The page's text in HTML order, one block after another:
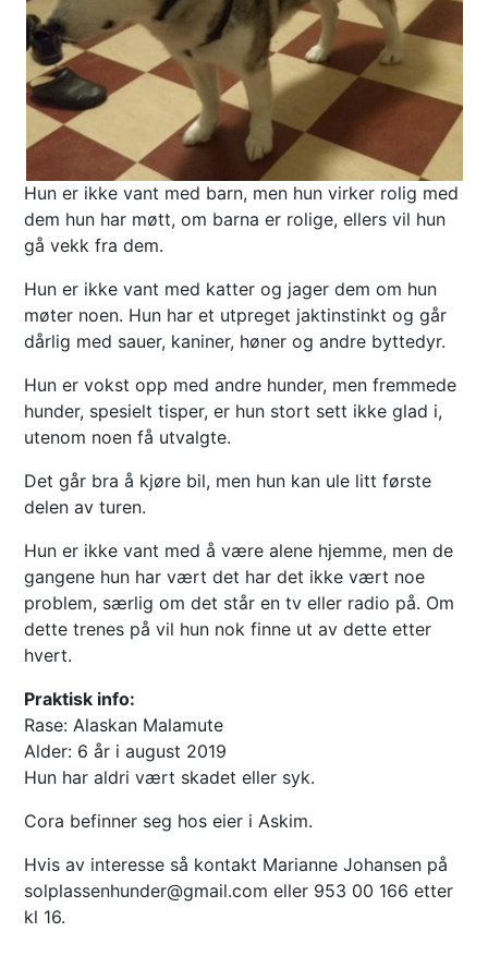
Hun er ikke vant med barn, men hun virker rolig med
dem hun har møtt, om barna er rolige, ellers vil hun
gå vekk fra dem.
Hun er ikke vant med katter og jager dem om hun
møter noen. Hun har et utpreget jaktinstinkt og går
dårlig med sauer, kaniner, høner og andre byttedyr.
Hun er vokst opp med andre hunder, men fremmede
hunder, spesielt tisper, er hun stort sett ikke glad i,
utenom noen få utvalgte.
Det går bra å kjøre bil, men hun kan ule litt første
delen av turen.
Hun er ikke vant med å være alene hjemme, men de
gangene hun har vært det har det ikke vært noe
problem, særlig om det står en tv eller radio på. Om
dette trenes på vil hun nok finne ut av dette etter
hvert.
Praktisk info:
Rase: Alaskan Malamute
Alder: 6 år i august 2019
Hun har aldri vært skadet eller syk.
Cora befinner seg hos eier i Askim.
Hvis av interesse så kontakt Marianne Johansen på
solplassenhunder@gmail.com eller 953 00 166 etter
kl 16.